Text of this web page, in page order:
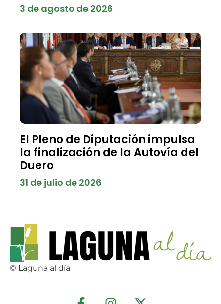
3 de agosto de 2026
El Pleno de Diputación impulsa
la finalización de la Autovía del
Duero
31 de julio de 2026
© Laguna al día